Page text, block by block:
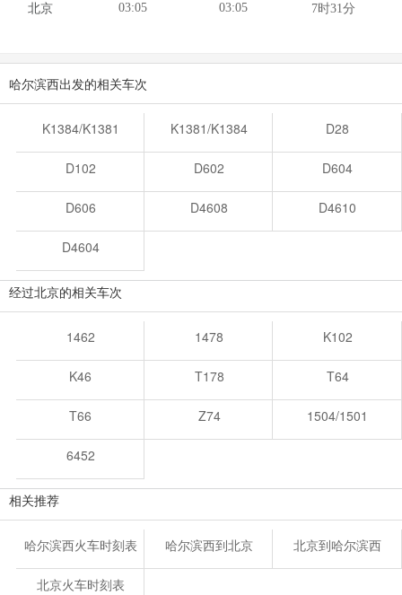
北京 03:05 03:05 7时31分
哈尔滨西出发的相关车次
K1384/K1381 K1381/K1384 D28
D102 D602 D604
D606 D4608 D4610
D4604
经过北京的相关车次
1462 1478 K102
K46 T178 T64
T66 Z74 1504/1501
6452
相关推荐
哈尔滨西火车时刻表 哈尔滨西到北京 北京到哈尔滨西
北京火车时刻表